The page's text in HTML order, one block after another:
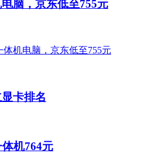
脑，京东低至755元
卡排名
机764元